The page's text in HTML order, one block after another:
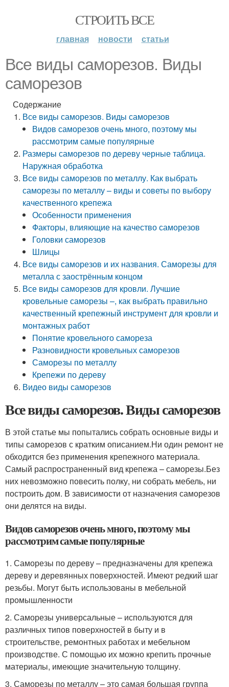
СТРОИТЬ ВСЕ
главная новости статьи
Все виды саморезов. Виды
саморезов
Содержание
Все виды саморезов. Виды саморезов
Видов саморезов очень много, поэтому мы
рассмотрим самые популярные
Размеры саморезов по дереву черные таблица.
Наружная обработка
Все виды саморезов по металлу. Как выбрать
саморезы по металлу – виды и советы по выбору
качественного крепежа
Особенности применения
Факторы, влияющие на качество саморезов
Головки саморезов
Шлицы
Все виды саморезов и их названия. Саморезы для
металла с заострённым концом
Все виды саморезов для кровли. Лучшие
кровельные саморезы –, как выбрать правильно
качественный крепежный инструмент для кровли и
монтажных работ
Понятие кровельного самореза
Разновидности кровельных саморезов
Саморезы по металлу
Крепежи по дереву
Видео виды саморезов
Все виды саморезов. Виды саморезов
В этой статье мы попытались собрать основные виды и
типы саморезов с кратким описанием.Ни один ремонт не
обходится без применения крепежного материала.
Самый распространенный вид крепежа – саморезы.Без
них невозможно повесить полку, ни собрать мебель, ни
построить дом. В зависимости от назначения саморезов
они делятся на виды.
Видов саморезов очень много, поэтому мы
рассмотрим самые популярные
1. Саморезы по дереву – предназначены для крепежа
дереву и деревянных поверхностей. Имеют редкий шаг
резьбы. Могут быть использованы в мебельной
промышленности
2. Саморезы универсальные – используются для
различных типов поверхностей в быту и в
строительстве, ремонтных работах и мебельном
производстве. С помощью их можно крепить прочные
материалы, имеющие значительную толщину.
3. Саморезы по металлу – это самая большая группа